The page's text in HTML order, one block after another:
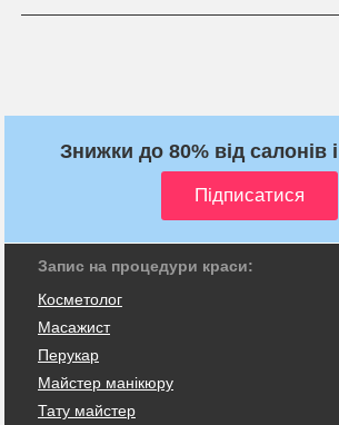
Знижки до 80% від салонів
Запис на процедури краси:
Косметолог
Масажист
Перукар
Майстер манікюру
Тату майстер